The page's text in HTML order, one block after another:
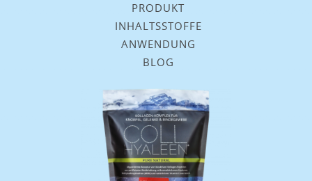
PRODUKT
INHALTSSTOFFE
ANWENDUNG
BLOG